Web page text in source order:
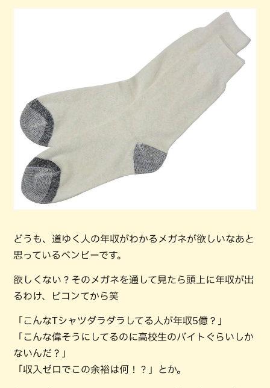
どうも、道ゆく人の年収がわかるメガネが欲しいなあと
思っているベンビーです。
欲しくない？そのメガネを通して見たら頭上に年収が出
るわけ、ピコンてから笑
「こんなTシャツダラダラしてる人が年収5億？」
「こんな偉そうにしてるのに高校生のバイトぐらいしか
ないんだ？」
「収入ゼロでこの余裕は何！？」とか。